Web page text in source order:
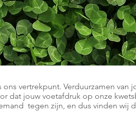
vertrekpunt. Verduurzamen van
dat jouw voetafdruk op onze
tegen zijn, en dus vinden wij